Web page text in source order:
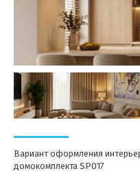
Вариант оформления
домокомплекта SP017